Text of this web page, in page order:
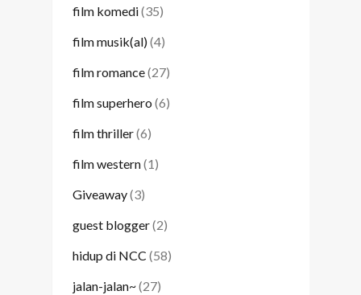
film komedi(35)
film musik(al)(4)
film romance(27)
film superhero (6)
film thriller(6)
film western(1)
Giveaway(3)
guest blogger(2)
hidup di NCC (58)
jalan-jalan~(27)